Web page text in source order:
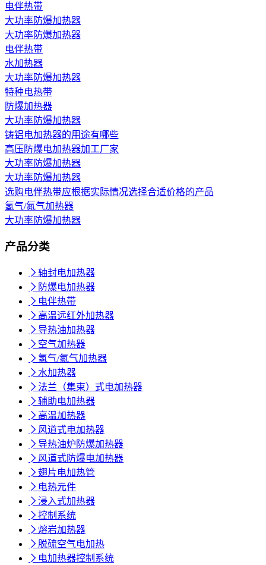
电伴热带
大功率防爆加热器
大功率防爆加热器
电伴热带
水加热器
大功率防爆加热器
特种电热带
防爆加热器
大功率防爆加热器
铸铝电加热器的用途有哪些
高压防爆电加热器加工厂家
大功率防爆加热器
大功率防爆加热器
选购电伴热带应根据实际情况选择合适价格的产品
氢气/氮气加热器
大功率防爆加热器
产品分类
 轴封电加热器
 防爆电加热器
 电伴热带
 高温远红外加热器
 导热油加热器
 空气加热器
 氢气/氮气加热器
 水加热器
 法兰（集束）式电加热器
 辅助电加热器
 高温加热器
 风道式电加热器
 导热油炉防爆加热器
 风道式防爆电加热器
 翅片电加热管
 电热元件
 浸入式加热器
 控制系统
 熔岩加热器
 脱硫空气电加热
 电加热器控制系统